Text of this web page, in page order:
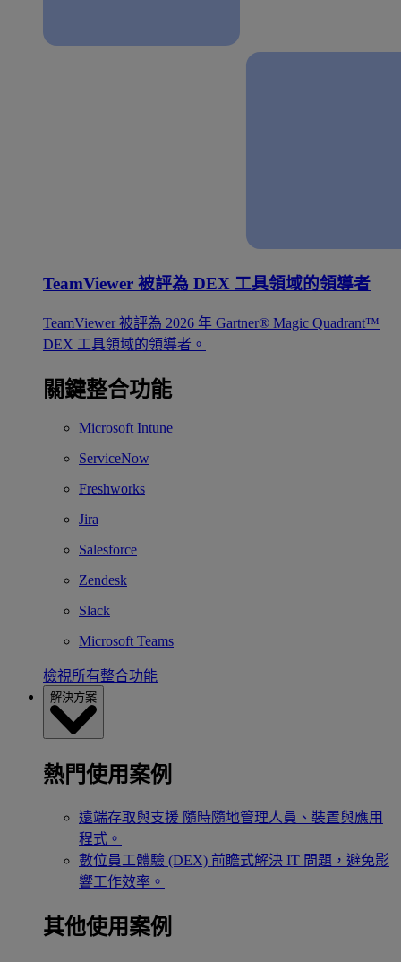
TeamViewer 被評為 DEX 工具領域的領導者
TeamViewer 被評為 2026 年 Gartner® Magic Quadrant™
DEX 工具領域的領導者。
關鍵整合功能
Microsoft Intune
ServiceNow
Freshworks
Jira
Salesforce
Zendesk
Slack
Microsoft Teams
檢視所有整合功能
解決方案
熱門使用案例
遠端存取與支援 隨時隨地管理人員、裝置與應用
程式。
數位員工體驗 (DEX) 前瞻式解決 IT 問題，避免影
響工作效率。
其他使用案例